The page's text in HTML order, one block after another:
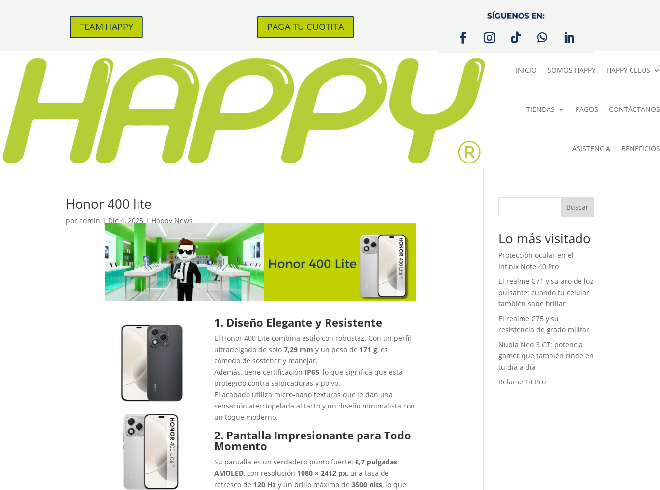
TEAM HAPPY PAGA TU CUOTITA
INICIO SOMOS HAPPY HAPPY CELUS
TIENDAS PAGOS CONTÁCTANOS
ASISTENCIA BENEFICIOS
Honor 400 lite
poradmin | Dic 4, 2025 | Happy News
1. Diseño Elegante y Resistente
El Honor 400 Lite combina estilo con robustez. Con un perfil
ultradelgado de solo7,29 mm y un peso de 171 g, es
cómodo de sostener y manejar.
Además, tiene certificación IP65, lo que significa que está
protegido contra salpicaduras y polvo.
El acabado utiliza micro-nano texturas que le dan una
sensación aterciopelada al tacto y un diseño minimalista con
un toque moderno.
2. Pantalla Impresionante para Todo
Momento
Su pantalla es un verdadero punto fuerte:6,7 pulgadas
AMOLED, con resolución 1080 × 2412 px, una tasa de
refresco de 120 Hz y un brillo máximo de3500 nits, lo que
Buscar
Lo más visitado
Protección ocular en el
Infinix Note 40 Pro
El realme C71 y su aro de luz
pulsante: cuando tu celular
también sabe brillar
El realme C75 y su
resistencia de grado militar
Nubia Neo 3 GT: potencia
gamer que también rinde en
tu día a día
Relame 14 Pro